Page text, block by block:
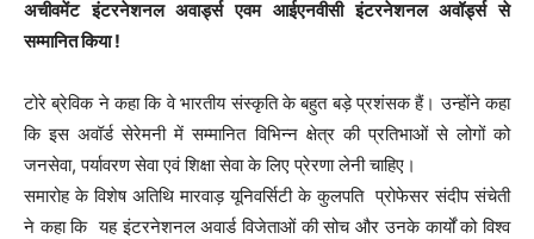
अचीवमेंट इंटरनेशनल अवार्ड्स एवम आईएनवीसी इंटरनेशनल अवॉर्ड्स से
सम्मानित किया !
टोरे ब्रेविक ने कहा कि वे भारतीय संस्कृति के बहुत बड़े प्रशंसक हैं। उन्होंने कहा
कि इस अवॉर्ड सेरेमनी में सम्मानित विभिन्न क्षेत्र की प्रतिभाओं से लोगों को
जनसेवा, पर्यावरण सेवा एवं शिक्षा सेवा के लिए प्रेरणा लेनी चाहिए।
समारोह के विशेष अतिथि मारवाड़ यूनिवर्सिटी के कुलपति प्रोफेसर संदीप संचेती
ने कहा कि यह इंटरनेशनल अवार्ड विजेताओं की सोच और उनके कार्यों को विश्व